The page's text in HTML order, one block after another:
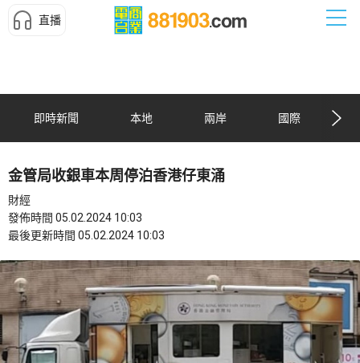
直播
即時新聞 本地 兩岸 國際
金管局收銀車本周停泊香港仔東涌
財經
發佈時間 05.02.2024 10:03
最後更新時間 05.02.2024 10:03